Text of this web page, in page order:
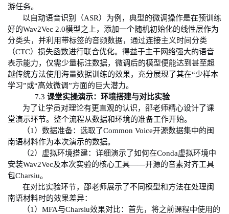
游任务。
以自动语音识别（ASR）为例，典型的微调操作是在预训练
好的Wav2Vec 2.0模型之上，添加一个随机初始化的线性层作为
分类头，并利用带标签的音频数据，通过连接主义时间分类
（CTC）损失函数进行联合优化。得益于主干网络强大的语音
表示能力，仅需少量标注数据，微调后的模型便能达到甚至超
越传统方法使用海量数据训练的效果，充分展现了其在“少样本
学习”或“高效微调”方面的巨大潜力。
7.3 课堂实操演示：环境搭建与对比实验
为了让学员对理论有更直观的认识，邵老师精心设计了课
堂演示环节。整个流程从数据和环境的准备工作开始。
（1 ） 数据准备：选取了Common Voice开源数据集中的闽
南语材料作为本次演示的数据。
（2） 虚拟环境搭建：详细演示了如何在Conda虚拟环境中
安装Wav2Vec及本次实验的核心工具——开源的音素对齐工具
包Charsiu。
在对比实验环节，邵老师展示了不同模型和方法在处理闽
南语材料时的效果差异：
（1 ） MFA与Charsiu效果对比：首先，将之前课程中使用的